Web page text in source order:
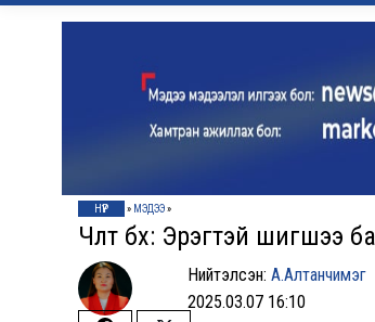
НҮҮР » МЭДЭЭ»
Чөлөөт бөх: Эрэгтэй шигшээ
Нийтэлсэн:А.Алтанчимэг
2025.03.07 16:10